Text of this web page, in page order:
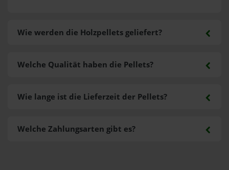
Wie werden die Holzpellets geliefert?
Welche Zahlungsarten gibt es?
Welche Qualität haben die Pellets?
Wie lange ist die Lieferzeit der Pellets?